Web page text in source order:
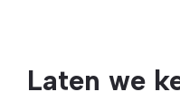
Laten we